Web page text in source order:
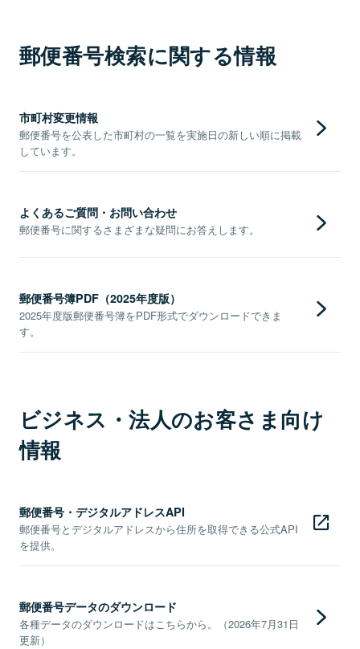
郵便番号検索に関する情報
市町村変更情報
郵便番号を公表した市町村の一覧を実施日の新しい順に掲載
しています。
よくあるご質問・お問い合わせ
郵便番号に関するさまざまな疑問にお答えします。
郵便番号簿PDF（2025年度版）
2025年度版郵便番号簿をPDF形式でダウンロードできま
す。
ビジネス・法人のお客さま向け
情報
郵便番号・デジタルアドレスAPI
郵便番号とデジタルアドレスから住所を取得できる公式API
を提供。
郵便番号データのダウンロード
各種データのダウンロードはこちらから。（2026年7月31日
更新）